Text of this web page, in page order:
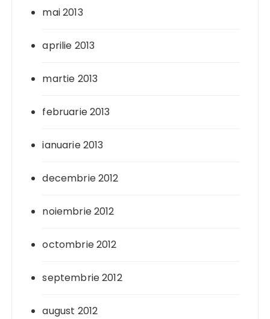
mai 2013
aprilie 2013
martie 2013
februarie 2013
ianuarie 2013
decembrie 2012
noiembrie 2012
octombrie 2012
septembrie 2012
august 2012